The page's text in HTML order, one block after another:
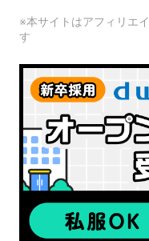
※本サイトはアフィリエ
す